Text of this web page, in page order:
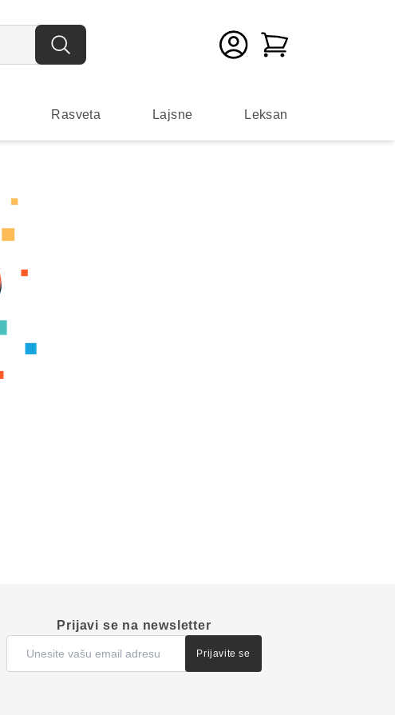
Rasveta Lajsne Leksan
Prijavi se na newsletter
Prijavite se